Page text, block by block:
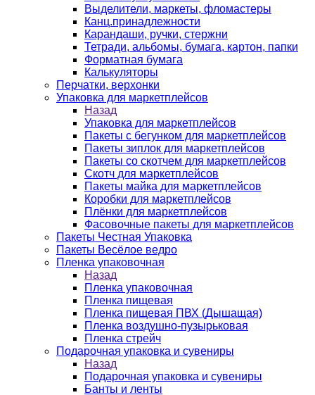
Выделители, маркеты, фломастеры
Канц.принадлежности
Карандаши, ручки, стержни
Тетради, альбомы, бумага, картон, папки
Форматная бумага
Калькуляторы
Перчатки, верхонки
Упаковка для маркетплейсов
Назад
Упаковка для маркетплейсов
Пакеты с бегунком для маркетплейсов
Пакеты зиплок для маркетплейсов
Пакеты со скотчем для маркетплейсов
Скотч для маркетплейсов
Пакеты майка для маркетплейсов
Коробки для маркетплейсов
Плёнки для маркетплейсов
Фасовочные пакеты для маркетплейсов
Пакеты Честная Упаковка
Пакеты Весёлое ведро
Пленка упаковочная
Назад
Пленка упаковочная
Пленка пищевая
Пленка пищевая ПВХ (Дышащая)
Пленка воздушно-пузырьковая
Пленка стрейч
Подарочная упаковка и сувениры
Назад
Подарочная упаковка и сувениры
Банты и ленты